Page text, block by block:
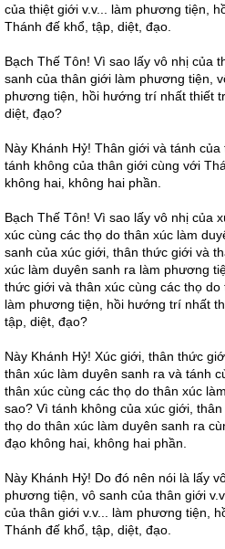
của thiệt giới v.v... làm phương tiện,
Thánh đế khổ, tập, diệt, đạo.
Bạch Thế Tôn! Vì sao lấy vô nhị của
sanh của thân giới làm phương tiện,
phương tiện, hồi hướng trí nhất thiết
diệt, đạo?
Này Khánh Hỷ! Thân giới và tánh
tánh không của thân giới cùng với
không hai, không hai phần.
Bạch Thế Tôn! Vì sao lấy vô nhị của
xúc cùng các thọ do thân xúc làm
sanh của xúc giới, thân thức giới và
xúc làm duyên sanh ra làm phương
thức giới và thân xúc cùng các thọ
làm phương tiện, hồi hướng trí nhất
tập, diệt, đạo?
Này Khánh Hỷ! Xúc giới, thân thức
thân xúc làm duyên sanh ra và tánh
thân xúc cùng các thọ do thân xúc
sao? Vì tánh không của xúc giới,
thọ do thân xúc làm duyên sanh ra
đạo không hai, không hai phần.
Này Khánh Hỷ! Do đó nên nói là lấy
phương tiện, vô sanh của thân giới
của thân giới v.v... làm phương tiện,
Thánh đế khổ, tập, diệt, đạo.